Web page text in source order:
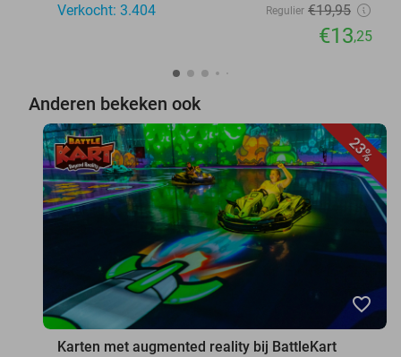
Verkocht: 3.404
Regulier €19,95
€13,25
Anderen bekeken ook
23%
favorite_border
Karten met augmented reality bij BattleKart